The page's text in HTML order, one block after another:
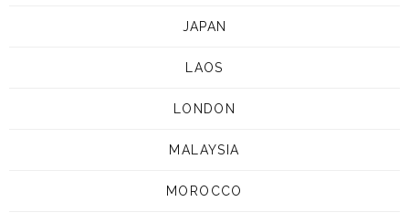
JAPAN
LAOS
LONDON
MALAYSIA
MOROCCO